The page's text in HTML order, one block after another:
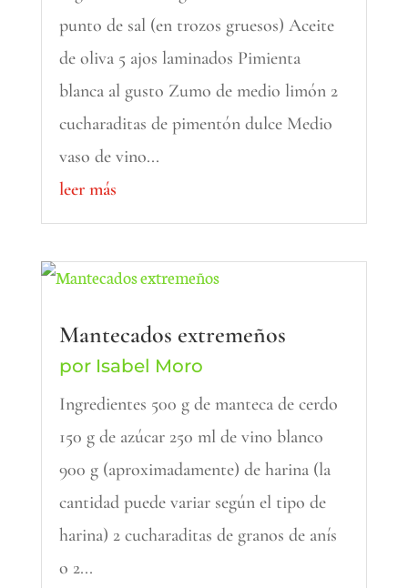
punto de sal (en trozos gruesos) Aceite
de oliva 5 ajos laminados Pimienta
blanca al gusto Zumo de medio limón 2
cucharaditas de pimentón dulce Medio
vaso de vino...
leer más
Mantecados extremeños
por Isabel Moro
Ingredientes 500 g de manteca de cerdo
150 g de azúcar 250 ml de vino blanco
900 g (aproximadamente) de harina (la
cantidad puede variar según el tipo de
harina) 2 cucharaditas de granos de anís
o 2...